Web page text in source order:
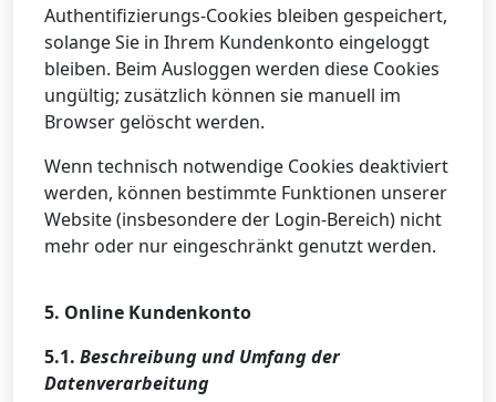
Authentifizierungs-Cookies bleiben gespeichert,
solange Sie in Ihrem Kundenkonto eingeloggt
bleiben. Beim Ausloggen werden diese Cookies
ungültig; zusätzlich können sie manuell im
Browser gelöscht werden.
Wenn technisch notwendige Cookies deaktiviert
werden, können bestimmte Funktionen unserer
Website (insbesondere der Login-Bereich) nicht
mehr oder nur eingeschränkt genutzt werden.
5. Online Kundenkonto
5.1. Beschreibung und Umfang der
Datenverarbeitung